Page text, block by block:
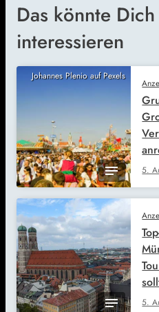
Das könnte
interessieren
Johannes Plenio auf Pexels
5.
5.